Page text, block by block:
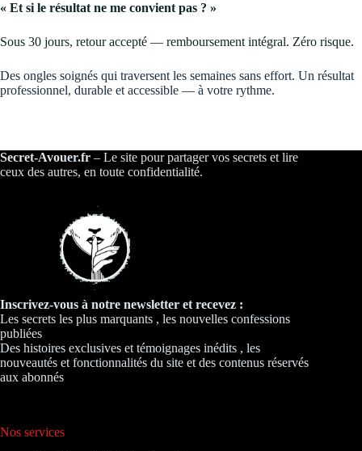
« Et si le résultat ne me convient pas ? »
Sous 30 jours, retour accepté — remboursement intégral. Zéro risque.
Des ongles soignés qui traversent les semaines sans effort. Un résultat
professionnel, durable et accessible — à votre rythme.
Secret-Avouer.fr – Le site pour partager vos secrets et lire
ceux des autres, en toute confidentialité.
Inscrivez-vous à notre newsletter et recevez :
Les secrets les plus marquants , les nouvelles confessions
publiées
Des histoires exclusives et témoignages inédits , les
nouveautés et fonctionnalités du site et des contenus réservés
aux abonnés
Nos services